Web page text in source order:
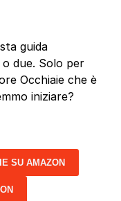
guida
o due. Solo per
Occhiaie che è
iniziare?
SU AMAZON